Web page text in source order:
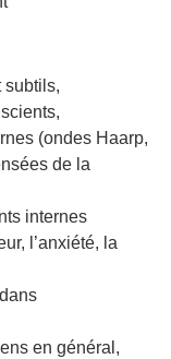
subtils,
(ondes Haarp,
de la
internes
l’anxiété, la
en général,